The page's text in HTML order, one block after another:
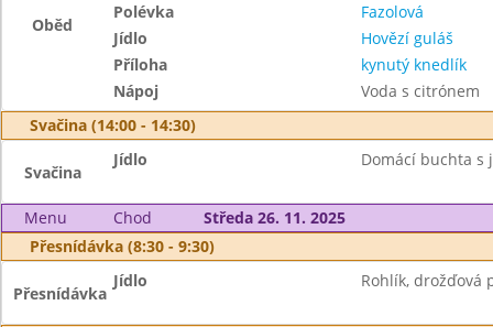
Oběd
Polévka
Fazolová
Jídlo
Hovězí guláš
Příloha
kynutý knedlík
Nápoj
Voda s citrónem
Svačina (14:00 - 14:30)
Svačina
Jídlo Domácí buchta s
Menu Chod
Středa 26. 11. 2025
Přesnídávka (8:30 - 9:30)
Přesnídávka
Jídlo Rohlík, drožďová